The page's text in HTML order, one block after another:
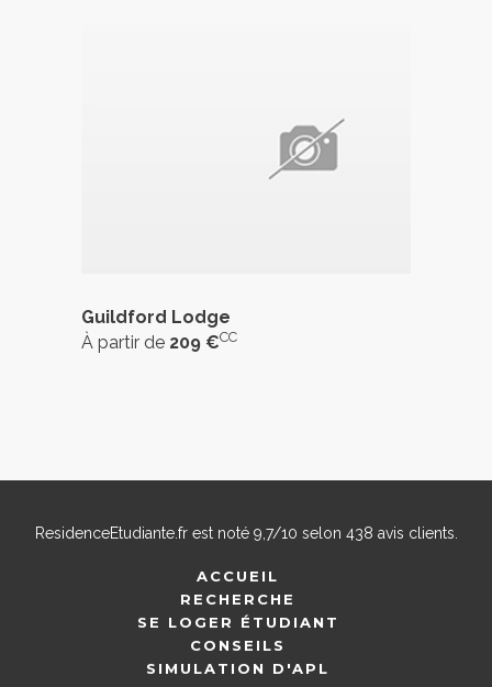
Guildford Lodge
À partir de 209 €CC
ResidenceEtudiante.frest noté 9,7/10 selon 438 avis clients.
ACCUEIL
RECHERCHE
SE LOGER ÉTUDIANT
CONSEILS
SIMULATION D'APL